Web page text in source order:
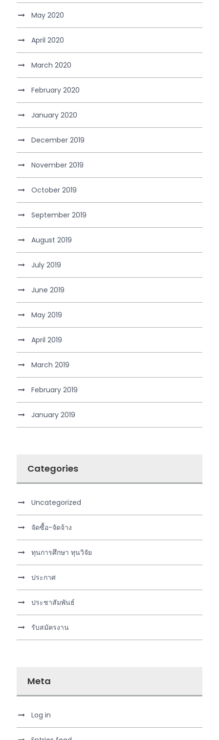
May 2020
April 2020
March 2020
February 2020
January 2020
December 2019
November 2019
October 2019
September 2019
August 2019
July 2019
June 2019
May 2019
April 2019
March 2019
February 2019
January 2019
Categories
Uncategorized
จัดซื้อ-จัดจ้าง
ทุนการศึกษา ทุนวิจัย
ประกาศ
ประชาสัมพันธ์
รับสมัครงาน
Meta
Log in